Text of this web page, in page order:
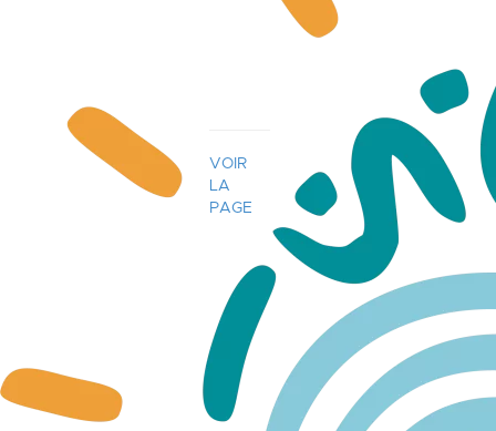
VOIR
LA
PAGE